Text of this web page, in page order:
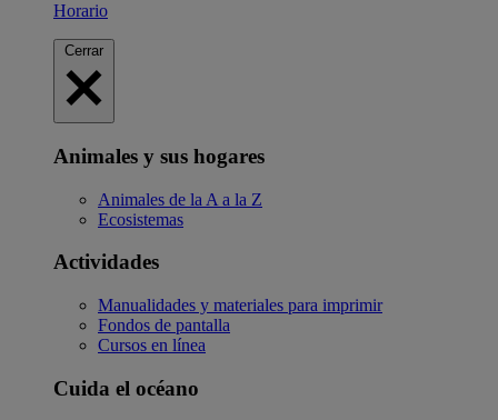
Horario
Cerrar
Animales y sus hogares
Animales de la A a la Z
Ecosistemas
Actividades
Manualidades y materiales para imprimir
Fondos de pantalla
Cursos en línea
Cuida el océano